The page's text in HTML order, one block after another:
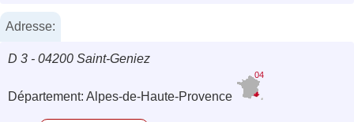
Adresse:
D 3 - 04200 Saint-Geniez
Département: Alpes-de-Haute-Provence
04